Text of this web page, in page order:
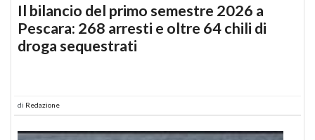
Il bilancio del primo semestre 2026 a
Pescara: 268 arresti e oltre 64 chili di
droga sequestrati
di Redazione